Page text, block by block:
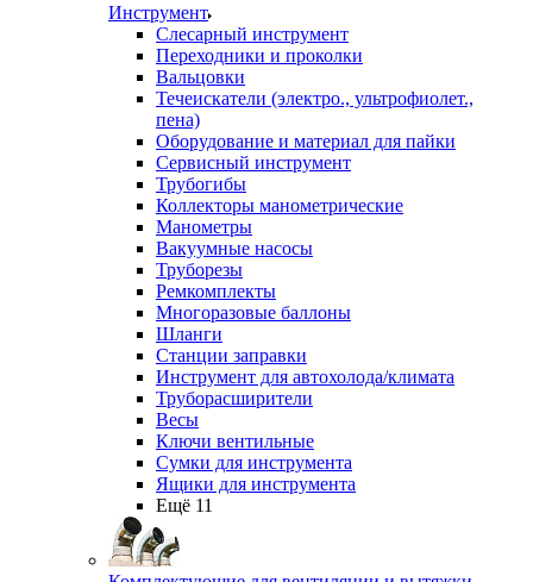
Инструмент
Слесарный инструмент
Переходники и проколки
Вальцовки
Течеискатели (электро., ультрофиолет.,
пена)
Оборудование и материал для пайки
Сервисный инструмент
Трубогибы
Коллекторы манометрические
Манометры
Вакуумные насосы
Труборезы
Ремкомплекты
Многоразовые баллоны
Шланги
Станции заправки
Инструмент для автохолода/климата
Труборасширители
Весы
Ключи вентильные
Сумки для инструмента
Ящики для инструмента
Ещё 11